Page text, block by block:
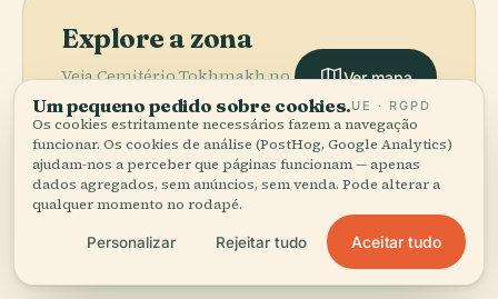
Explore a zona
Veja Cemitério Tokhmakh no
mapa e descubra o que há
por perto.
Ver mapa
Erevã.
Um pequeno pedido sobre cookies.UE · RGPD
Os cookies estritamente necessários fazem a navegação
funcionar. Os cookies de análise (PostHog, Google Analytics)
ajudam-nos a perceber que páginas funcionam — apenas
dados agregados, sem anúncios, sem venda. Pode alterar a
qualquer momento no rodapé.
Personalizar Rejeitar tudo Aceitar tudo